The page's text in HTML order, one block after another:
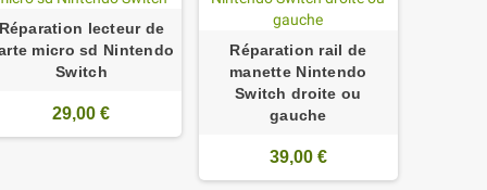
Réparation lecteur de
micro sd Nintendo
Switch
29,00 €
Réparation rail de
manette Nintendo
Switch droite ou
gauche
39,00 €